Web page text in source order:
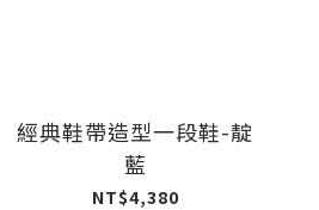
經典鞋帶造型一段鞋-靛
藍
NT$4,380